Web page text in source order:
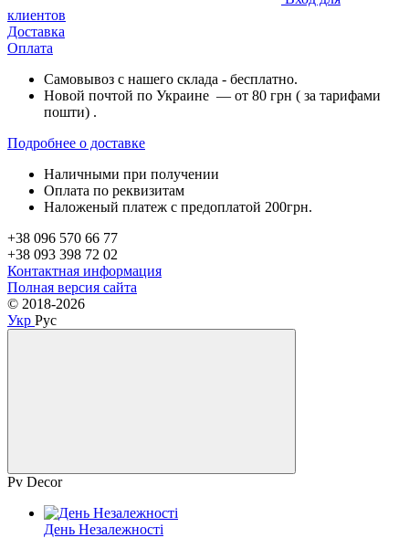
клиентов
Доставка
Оплата
Самовывоз с нашего склада - бесплатно.
Новой почтой по Украине — от 80 грн ( за тарифами
пошти) .
Подробнее о доставке
Наличными при получении
Оплата по реквизитам
Наложеный платеж с предоплатой 200грн.
+38 096 570 66 77
+38 093 398 72 02
Контактная информация
Полная версия сайта
© 2018-2026
Укр Рус
Pv Decor
День Незалежності